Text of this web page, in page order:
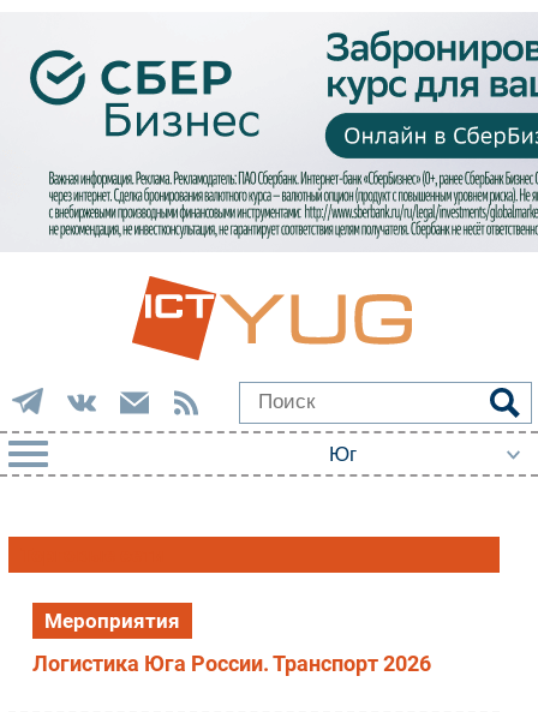
Импорто­замещение
Автоматизация Промышленности
Интернет
Мобильная связь
Мероприятия
Логистика Юга России. Транспорт 2026